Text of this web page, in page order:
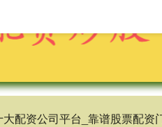
配资公司平台_靠谱股票配